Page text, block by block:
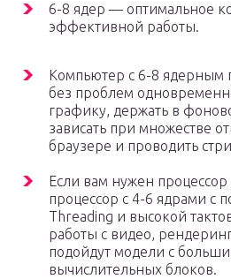
6-8 ядер — оптимальное
эффективной работы.
Компьютер с 6-8 ядерным
без проблем
графику, держать в
зависать при множестве
браузере и проводить
Если вам нужен
процессор с 4-6 ядрами с
Threading и высокой
работы с видео,
подойдут модели с
вычислительных блоков.